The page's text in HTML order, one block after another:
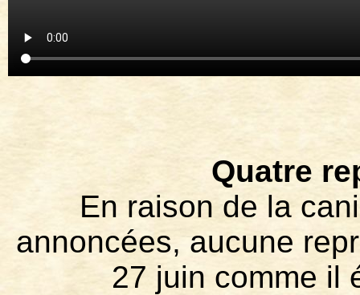
Quatre
En raison de la
annoncées, aucune
27 juin comme il